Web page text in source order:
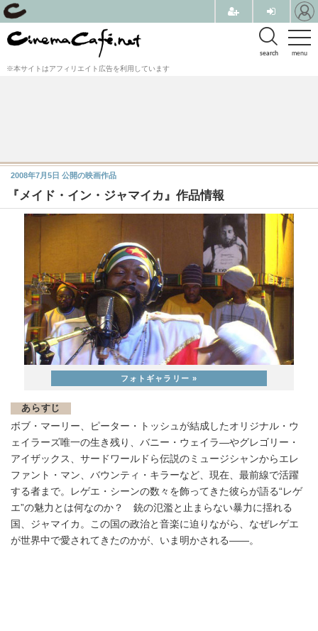
menu
search
※本サイトはアフィリエイト広告を利用しています
『メイド・イン・ジャマイカ』作品情報
2008年7月5日 公開の映画作品
あらすじ
ボブ・マーリー、ピーター・トッシュが結成したオリジナル・ウ
ェイラーズ唯一の生き残り、バニー・ウェイラ―やグレゴリー・
アイザックス、サードワールドら伝説のミュージシャンからエレ
ファント・マン、バウンティ・キラーなど、現在、最前線で活躍
する者まで。レゲエ・シーンの数々を飾ってきた彼らが語る“レゲ
エ”の魅力とは何なのか？ 銃の氾濫と止まらない暴力に揺れる
国、ジャマイカ。この国の政治と音楽に迫りながら、なぜレゲエ
が世界中で愛されてきたのかが、いま明かされる――。